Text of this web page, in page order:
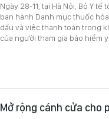
Ngày 28-11, tại Hà Nội, Bộ Y
ban hành Danh mục thuốc
dấu và việc thanh toán trong
của người tham gia bảo hiểm y
Mở rộng cánh cửa cho